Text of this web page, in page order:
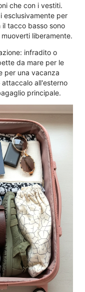
che con i vestiti.
esclusivamente per
tacco basso sono
liberamente.
infradito o
da mare per le
per una vacanza
all'esterno
principale.